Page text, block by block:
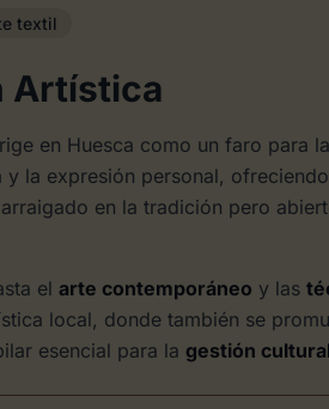
textil
Artística
en Huesca como un faro para
la expresión personal,
en la tradición pero
el arte contemporáneo y las
local, donde también se
esencial para la gestión